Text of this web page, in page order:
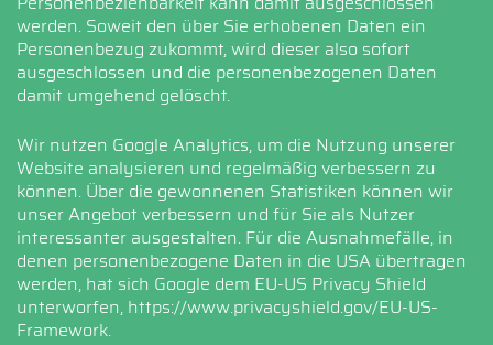
werden. Soweit den über Sie erhobenen Daten ein
Personenbezug zukommt, wird dieser also sofort
ausgeschlossen und die personenbezogenen Daten
damit umgehend gelöscht.
Wir nutzen Google Analytics, um die Nutzung unserer
Website analysieren und regelmäßig verbessern zu
können. Über die gewonnenen Statistiken können wir
unser Angebot verbessern und für Sie als Nutzer
interessanter ausgestalten. Für die Ausnahmefälle, in
denen personenbezogene Daten in die USA übertragen
werden, hat sich Google dem EU-US Privacy Shield
unterworfen, https://www.privacyshield.gov/EU-US-
Framework.